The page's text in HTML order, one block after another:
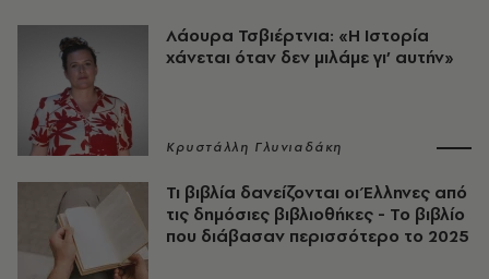
Λάουρα Τσβιέρτνια: «Η Ιστορία
χάνεται όταν δεν μιλάμε γι’ αυτήν»
Κρυστάλλη Γλυνιαδάκη
Τι βιβλία δανείζονται οι Έλληνες από
τις δημόσιες βιβλιοθήκες - Το βιβλίο
που διάβασαν περισσότερο το 2025